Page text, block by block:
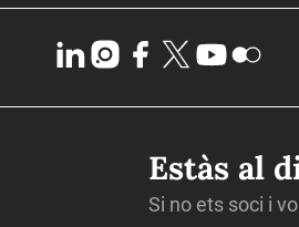
Estàs al
Si no ets soci i